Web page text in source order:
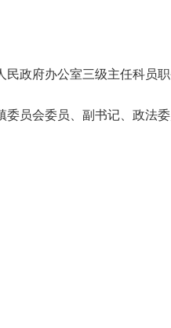
民政府办公室三级主任科员职
委员会委员、副书记、政法